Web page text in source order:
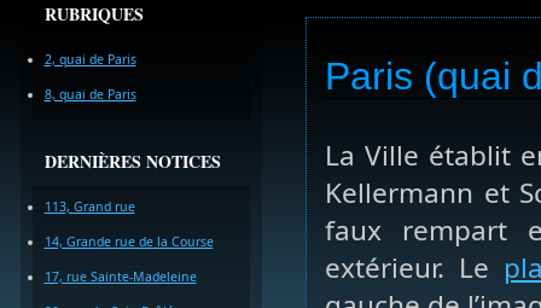
RUBRIQUES
2, quai de Paris
8, quai de Paris
DERNIÈRES NOTICES
113, Grand rue
14, Grande rue de la Course
17, rue Sainte-Madeleine
Paris (quai
La Ville établit
Kellermann et
faux rempart
extérieur. Le